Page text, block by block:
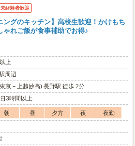
未経験者歓迎
ングのキッチン】高校生歓迎！かけもち
れご飯が食事補助でお得♪
上
周辺
京－上越妙高) 長野駅 徒歩 2分
3時間以上
朝 昼 夕方 夜
夜勤